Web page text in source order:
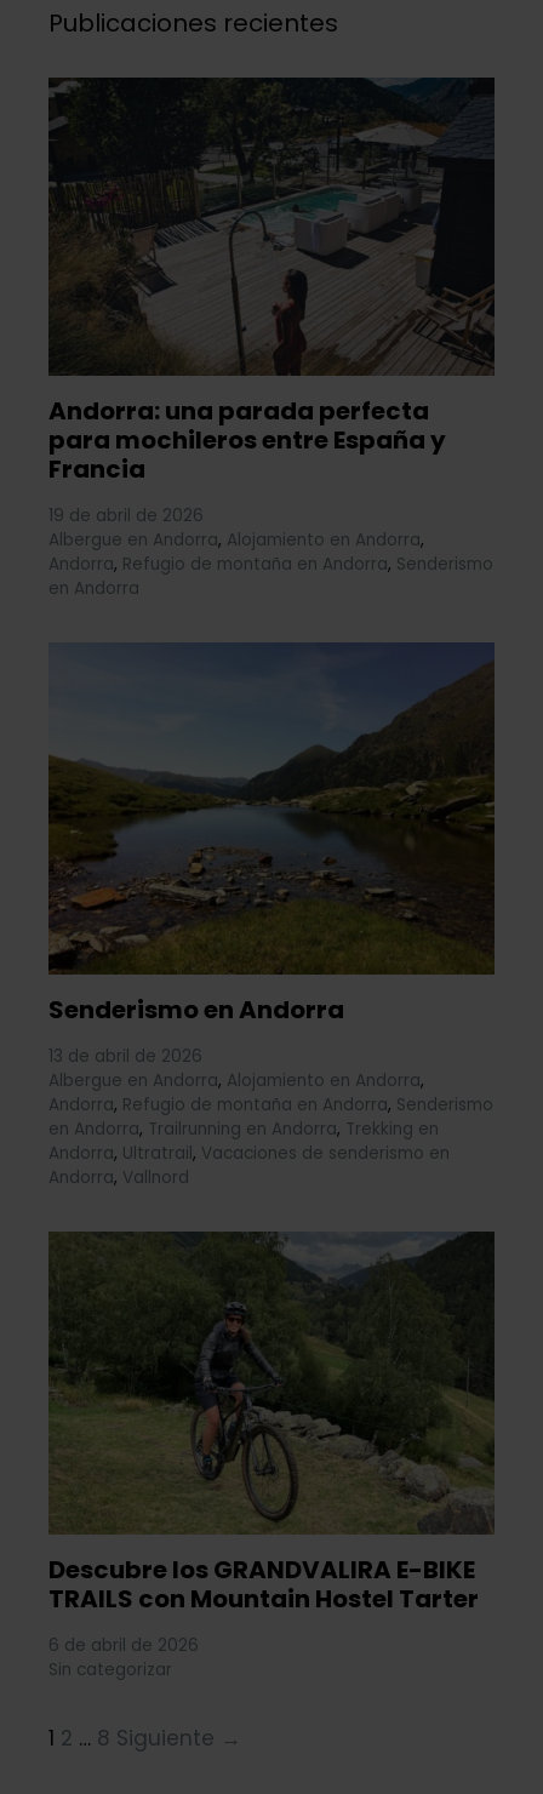
Publicaciones recientes
Andorra: una parada perfecta
para mochileros entre España y
Francia
19 de abril de 2026
Albergue en Andorra, Alojamiento en Andorra,
Andorra, Refugio de montaña en Andorra, Senderismo
en Andorra
Senderismo en Andorra
13 de abril de 2026
Albergue en Andorra, Alojamiento en Andorra,
Andorra, Refugio de montaña en Andorra, Senderismo
en Andorra, Trailrunning en Andorra, Trekking en
Andorra, Ultratrail, Vacaciones de senderismo en
Andorra, Vallnord
Descubre los GRANDVALIRA E-BIKE
TRAILS con Mountain Hostel Tarter
6 de abril de 2026
Sin categorizar
1 2 … 8 Siguiente →